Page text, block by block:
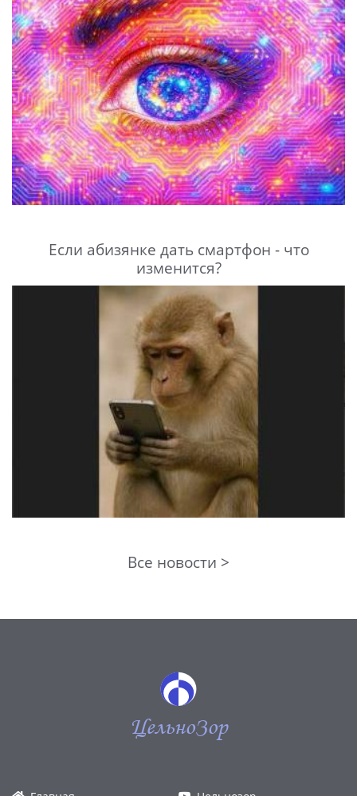
Если абизянке дать смартфон - что
изменится?
Все новости >
ЦельноЗор